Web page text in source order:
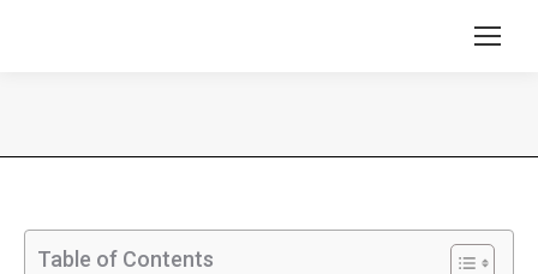
Table of Contents